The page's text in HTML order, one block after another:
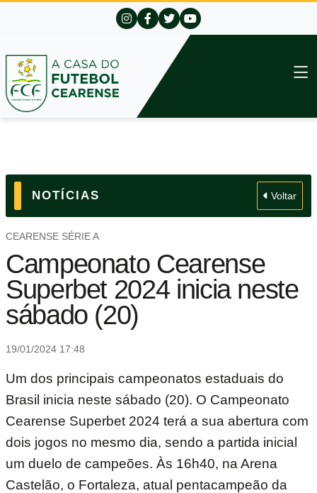
NOTÍCIAS Voltar
CEARENSE SÉRIE A
Campeonato Cearense
Superbet 2024 inicia neste
sábado (20)
19/01/2024 17:48
Um dos principais campeonatos estaduais do
Brasil inicia neste sábado (20). O Campeonato
Cearense Superbet 2024 terá a sua abertura com
dois jogos no mesmo dia, sendo a partida inicial
um duelo de campeões. Às 16h40, na Arena
Castelão, o Fortaleza, atual pentacampeão da